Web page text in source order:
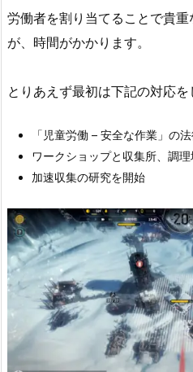
労働者を割り当てることで貴
が、時間がかかります。
とりあえず最初は下記の対応を
「児童労働 – 安全な作業」の
ワークショップと収集所、調
加速収集の研究を開始